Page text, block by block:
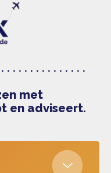
met
en adviseert.